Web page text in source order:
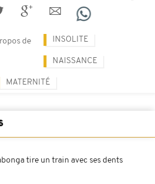
de INSOLITE
NAISSANCE
MATERNITÉ
tire un train avec ses dents